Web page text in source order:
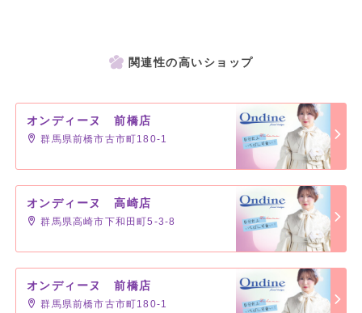
関連性の高いショップ
オンディーヌ 前橋店
群馬県前橋市古市町180-1
オンディーヌ 高崎店
群馬県高崎市下和田町5-3-8
オンディーヌ 前橋店
群馬県前橋市古市町180-1